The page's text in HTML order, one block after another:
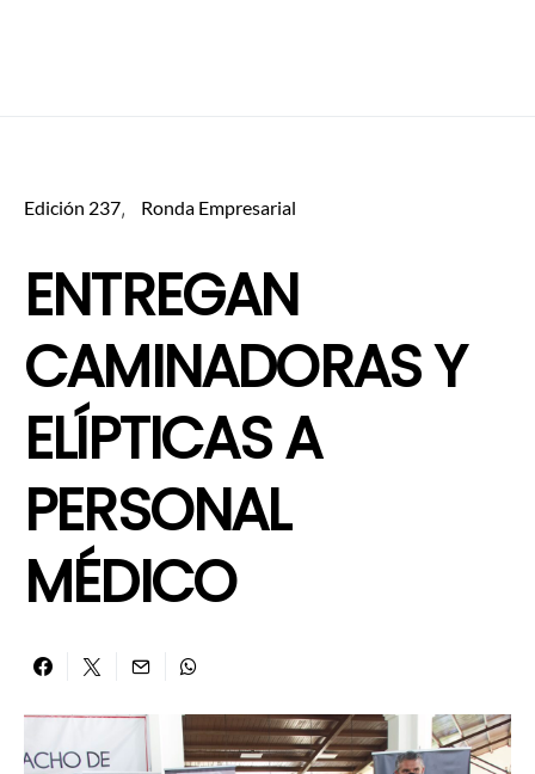
Edición 237 Ronda Empresarial
ENTREGAN
CAMINADORAS Y
ELÍPTICAS A
PERSONAL
MÉDICO